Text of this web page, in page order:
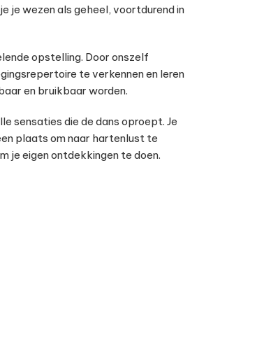
je wezen als geheel, voortdurend in
opstelling. Door onszelf
te verkennen en leren
en bruikbaar worden.
sensaties die de dans oproept. Je
plaats om naar hartenlust te
je eigen ontdekkingen te doen.